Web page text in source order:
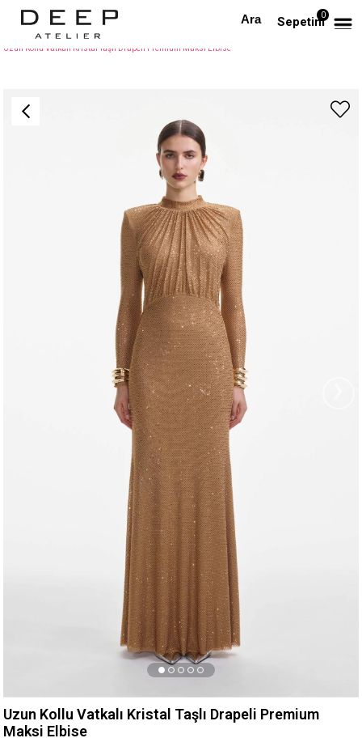
Sepetim0
Anasayfa PREMIUM
Uzun Kollu Vatkalı Kristal Taşlı Drapeli Premium Maksi Elbise
Uzun Kollu Vatkalı Kristal Taşlı Drapeli Premium
Maksi Elbise